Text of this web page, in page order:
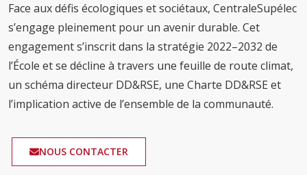
Face aux défis écologiques et sociétaux, CentraleSupélec
s’engage pleinement pour un avenir durable. Cet
engagement s’inscrit dans la stratégie 2022–2032 de
l’École et se décline à travers une feuille de route climat,
un schéma directeur DD&RSE, une Charte DD&RSE et
l’implication active de l’ensemble de la communauté.
NOUS CONTACTER